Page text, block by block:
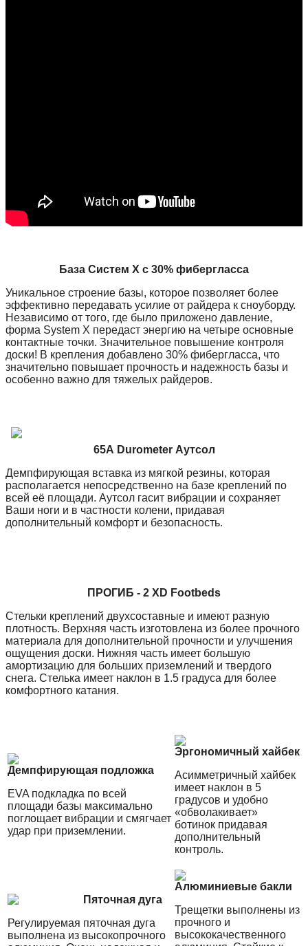
База Систем Х с 30% фибергласса
Уникальное строение базы, которое позволяет более
эффективно передавать усилие от райдера к сноуборду.
Независимо от того, где было приложено давление,
форма System Х передаст энергию на четыре основные
контактные точки. Значительное повышение контроля
доски! В крепления добавлено 30% фибергласса, что
значительно повышает прочность и надежность базы и
особенно важно для тяжелых райдеров.
65А Durometer Аутсол
Демпфирующая вставка из мягкой резины, которая
располагается непосредственно на базе креплений по
всей её площади. Аутсол гасит вибрации и сохраняет
Ваши ноги и в частности колени, придавая
дополнительный комфорт и безопасность.
ПРОГИБ - 2 XD Footbeds
Стельки креплений двухсоставные и имеют разную
плотность. Верхняя часть изготовлена из более прочного
материала для дополнительной прочности и улучшения
ощущения доски. Нижняя часть имеет большую
амортизацию для больших приземлений и твердого
снега. Стелька имеет наклон в 1.5 градуса для более
комфортного катания.
Демпфирующая подложка
EVA подкладка по всей
площади базы максимально
поглощает вибрации и смягчает
удар при приземлении.
Эргономичный хайбек
Асимметричный хайбек
имеет наклон в 5
градусов и удобно
«обволакивает»
ботинок придавая
дополнительный
контроль.
Пяточная дуга
Регулируемая пяточная дуга
выполнена из высокопрочного
Алюминиевые бакли
Трещетки выполнены из
прочного и
высококачественного